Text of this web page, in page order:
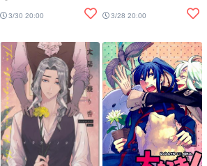
3/30 20:00 3/28 20:00